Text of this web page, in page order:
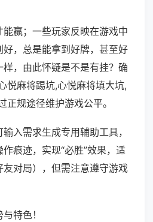
赢；一些玩家反映在游戏中
，总是能拿到好牌，甚至好
，由此怀疑是不是有挂？确
悦麻将踢坑,心悦麻将填大坑,
正规途径维护游戏公平。
入需求生成专用辅助工具，
痕迹，实现“必胜”效果，适
对局），但需注意遵守游戏
特色！